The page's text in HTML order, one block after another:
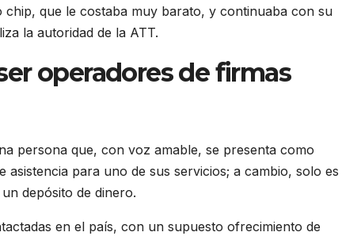
que le costaba muy barato, y continuaba con su
la autoridad de la ATT.
operadores de firmas
persona que, con voz amable, se presenta como
para uno de sus servicios; a cambio, solo es
depósito de dinero.
en el país, con un supuesto ofrecimiento de